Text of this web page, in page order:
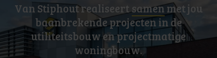
Van Stiphout realiseertsamenmet jou
baanbrekende projecten in de
utiliteitsbouw en projectmatige
woningbouw.